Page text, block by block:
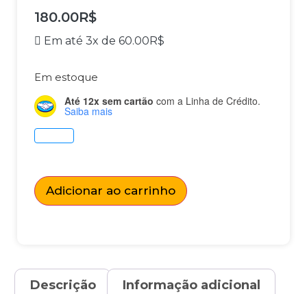
180.00R$
Em até 3x de 60.00R$
Em estoque
Até 12x sem cartão com a Linha de Crédito.
Saiba mais
Adicionar ao carrinho
Descrição Informação adicional